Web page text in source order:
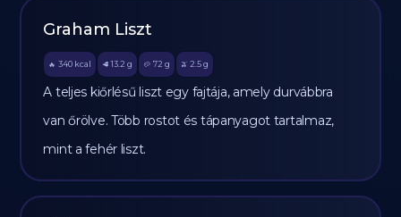
Graham Liszt
🔥 340 kcal 🥩 13.2 g 🥔 72 g 🫒 2.5 g
A teljes kiőrlésű liszt egy fajtája, amely durvábbra
van őrölve. Több rostot és tápanyagot tartalmaz,
mint a fehér liszt.